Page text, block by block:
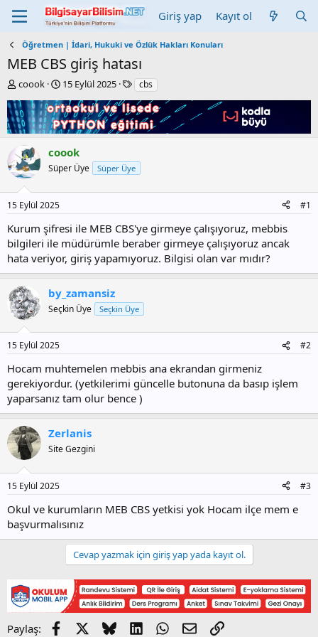
Giriş yap Kayıt ol
Öğretmen | İdari, Hukuki ve Özlük Hakları Konuları
MEB CBS giriş hatası
K
n
b
u
y
u
b
a
l
a
t
a
n
coook
B
ş
l
a
g
ı
a
r
i
h
i
15 Eylül 2025
E
i
k
e
l
e
cbs
coook
Süper Üye Süper Üye
15 Eylül 2025 #1
Kurum şifresi ile MEB CBS'ye girmeye çalışıyoruz, mebbis
bilgileri ile müdürümle beraber girmeye çalışıyoruz ancak
hata veriyor, giriş yapamıyoruz. Bilgisi olan var mıdır?
by_zamansiz
Seçkin Üye Seçkin Üye
15 Eylül 2025 #2
Hocam muhtemelen mebbis ana ekrandan girmeniz
gerekiyordur. (yetkilerimi güncelle butonuna da basıp işlem
yaparsanız tam olur bence )
Zerlanis
Site Gezgini
15 Eylül 2025 #3
Okul ve kurumların MEB CBS yetkisi yok Hocam ilçe mem e
başvurmalısınız
Cevap yazmak için giriş yap yada kayıt ol.
Paylaş: Facebook BlueskyLinkedInWhatsApp
E-postaLink